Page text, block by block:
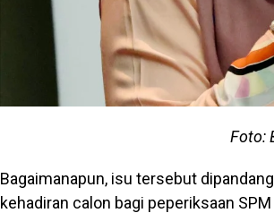
Foto:
Bagaimanapun, isu tersebut
kehadiran calon bagi peperiksaan